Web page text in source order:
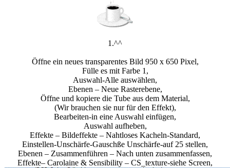
1.^^
Öffne ein neues transparentes Bild 950 x 650 Pixel,
Fülle es mit Farbe 1,
Auswahl-Alle auswählen,
Ebenen – Neue Rasterebene,
Öffne und kopiere die Tube aus dem Material,
(Wir brauchen sie nur für den Effekt),
Bearbeiten-in eine Auswahl einfügen,
Auswahl aufheben,
Effekte – Bildeffekte – Nahtloses Kacheln-Standard,
Einstellen-Unschärfe-Gauschße Unschärfe-auf 25 stellen,
Ebenen – Zusammenführen – Nach unten zusammenfassen,
Effekte– Carolaine & Sensibility – CS_texture-siehe Screen,